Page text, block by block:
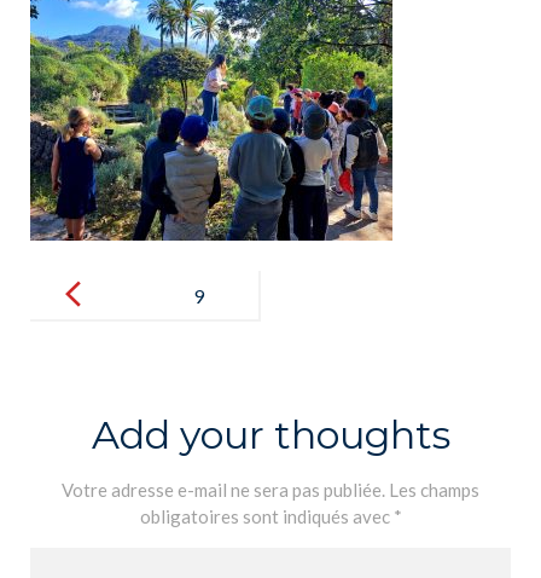
navigation
9
Add your thoughts
Votre adresse e-mail ne sera pas publiée. Les champs
obligatoires sont indiqués avec *